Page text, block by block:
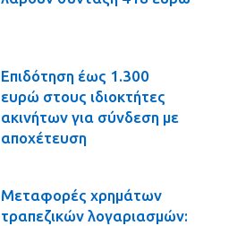
Επιδότηση έως 1.300
ευρώ στους ιδιοκτήτες
ακινήτων για σύνδεση με
αποχέτευση
Μεταφορές χρημάτων
τραπεζικών λογαριασμών: